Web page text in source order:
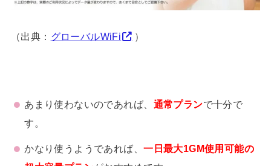
（出典： グローバルWiFi ）
あまり使わないのであれば、 通常プランで十分で
す。
かなり使うようであれば、一日最大1GM使用可能の